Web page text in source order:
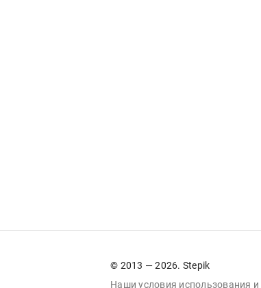
© 2013 — 2026. Stepik
Наши условия использования и